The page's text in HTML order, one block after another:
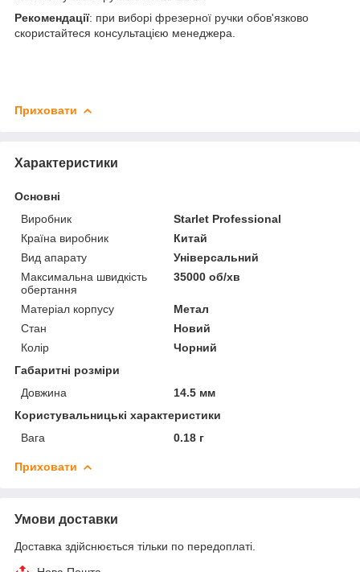
Рекомендації: при виборі фрезерної ручки обов'язково
скористайтеся консультацією менеджера.
Приховати
Характеристики
Основні
Виробник
Starlet Professional
Країна виробник
Китай
Вид апарату
Універсальний
Максимальна швидкість
обертання
35000 об/хв
Матеріал корпусу
Метал
Стан
Новий
Колір
Чорний
Габаритні розміри
Довжина
14.5 мм
Користувальницькі характеристики
Вага
0.18 г
Приховати
Умови доставки
Доставка здійснюється тільки по передоплаті.